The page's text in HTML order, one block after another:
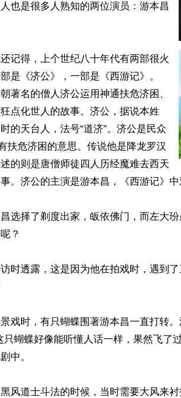
也是很多人熟知的两位演员：游本昌
记得，上个世纪八十年代有两部很火
是《济公》，一部是《西游记》。
著名的僧人济公运用神通扶危济困、
点化世人的故事。济公，据说本姓
的天台人，法号“道济”。济公是民众
扶危济困的意思。传说他是降龙罗汉
的则是唐僧师徒四人历经魔难去西天
。济公的主演是游本昌，《西游记》中
选择了剃度出家，皈依佛门，而左大
？
时透露，这是因为他在拍戏时，遇到
戏时，有只蝴蝶围著游本昌一直打转
只蝴蝶好像能听懂人话一样，果然飞了
中。
风道士斗法的时候，当时需要大风来